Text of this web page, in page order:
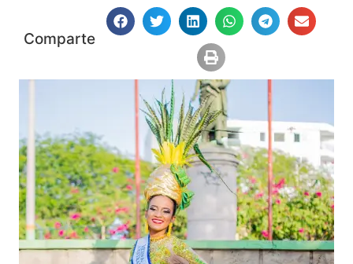
Comparte